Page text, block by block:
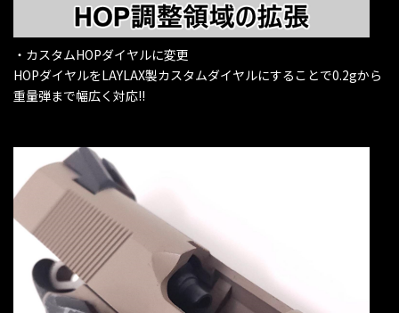
・カスタムHOPダイヤルに変更
HOPダイヤルをLAYLAX製カスタムダイヤルにすることで0.2gから
重量弾まで幅広く対応!!